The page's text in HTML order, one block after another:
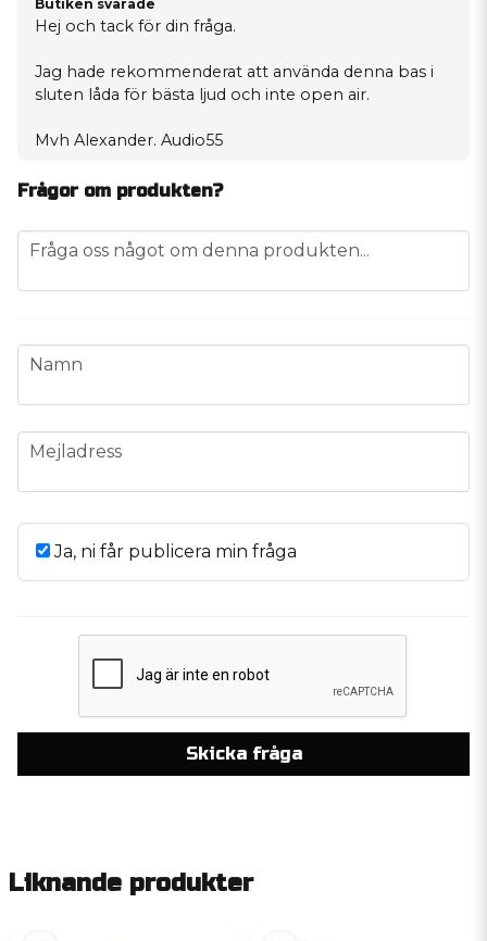
Butiken svarade
Hej och tack för din fråga.
Jag hade rekommenderat att använda denna bas i
sluten låda för bästa ljud och inte open air.
Mvh Alexander. Audio55
Frågor om produkten?
question
Fråga oss något om denna produkten...
name
Namn
email
Mejladress
Ja, ni får publicera min fråga
Skicka fråga
Liknande produkter